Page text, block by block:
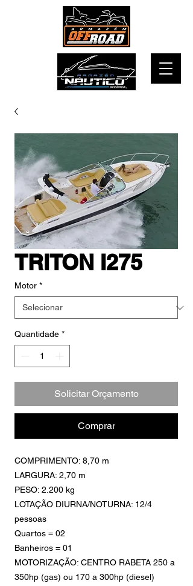
TRITON I275
Motor *
Quantidade *
Solicitar Orçamento
Comprar
COMPRIMENTO: 8,70 m
LARGURA: 2,70 m
PESO: 2.200 kg
LOTAÇÃO DIURNA/NOTURNA: 12/4
pessoas
Quartos = 02
Banheiros = 01
MOTORIZAÇÃO: CENTRO RABETA 250 a
350hp (gas) ou 170 a 300hp (diesel)